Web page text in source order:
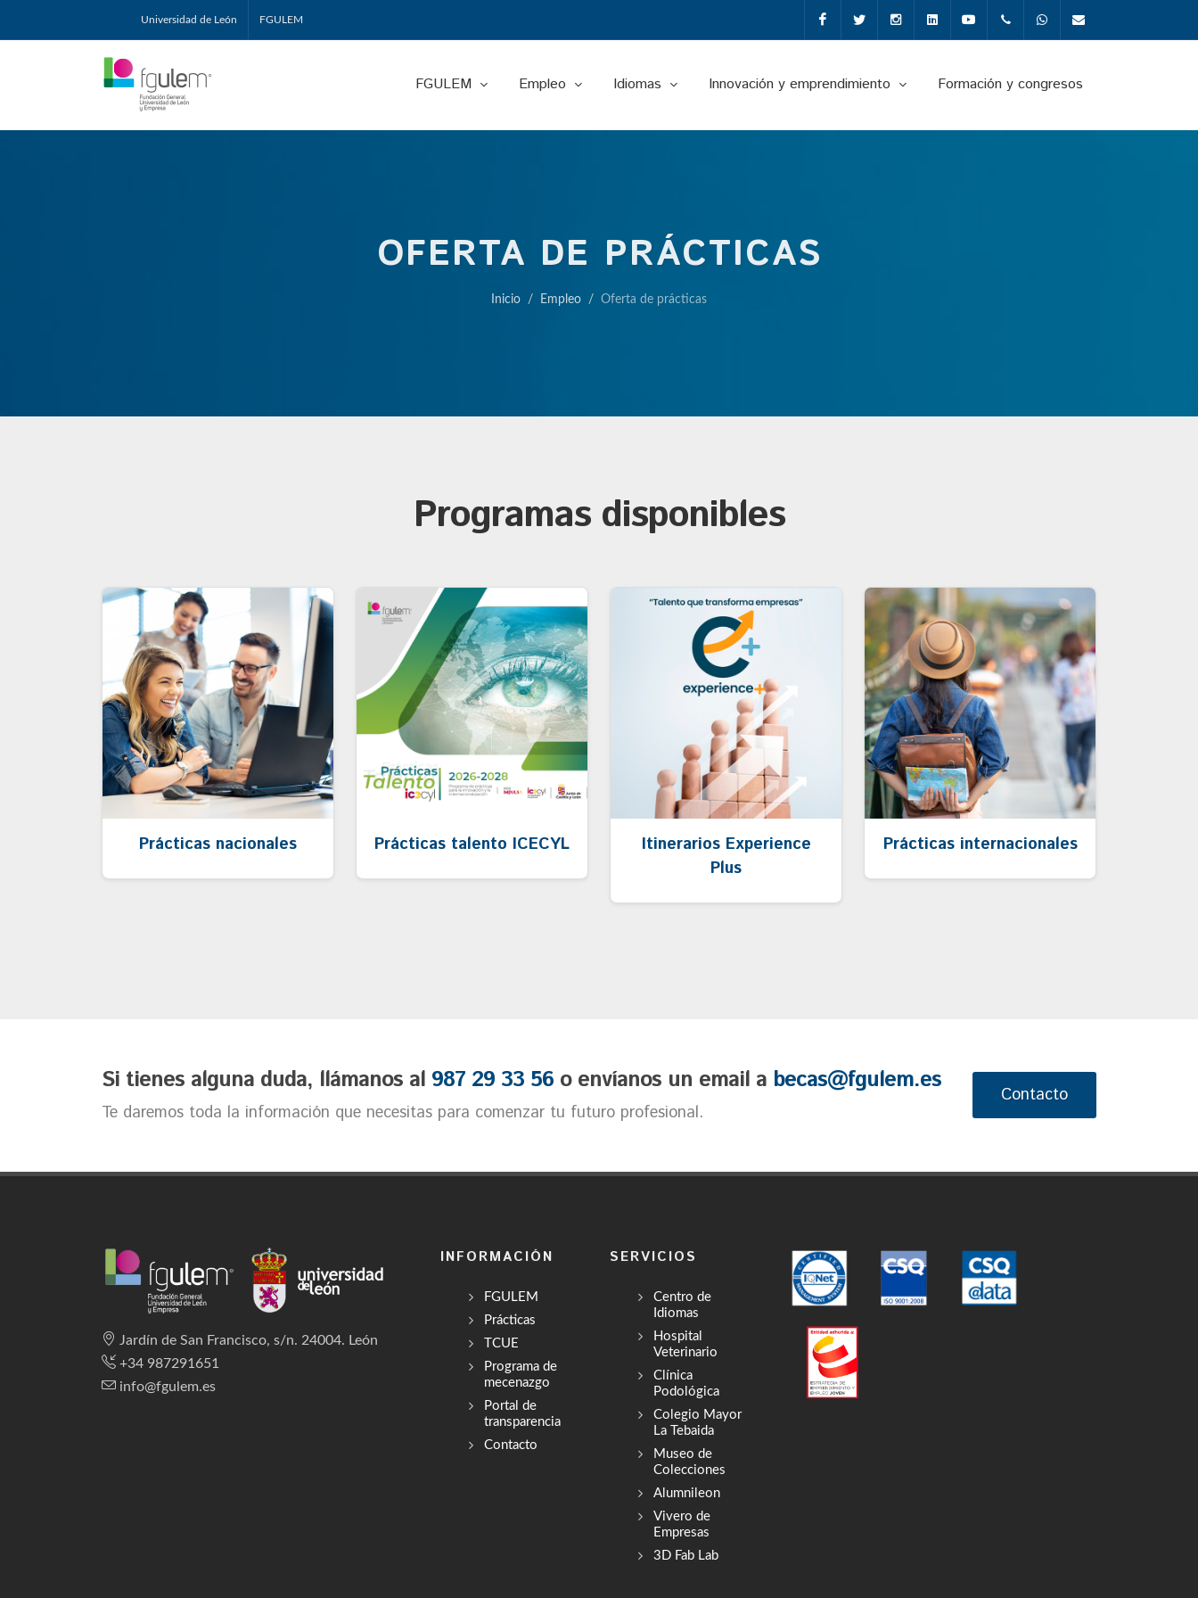
Universidad de León FGULEM FacebookTwitter InstagramLinkedin Youtube +34987291651
Whatsapp
FGULEM Empleo Idiomas Innovación y emprendimiento Formación y congresos
OFERTA DE PRÁCTICAS
Inicio Empleo Oferta de prácticas
Programas disponibles
Prácticas nacionales Prácticas talento ICECYL
Itinerarios Experience
Plus
Prácticas internacionales
Si tienes alguna duda, llámanos al 987 29 33 56 o envíanos un email a becas@fgulem.es
Te daremos toda la información que necesitas para comenzar tu futuro profesional.
Contacto
Jardín de San Francisco, s/n. 24004. León
+34 987291651
info@fgulem.es
INFORMACIÓN
FGULEM
Prácticas
TCUE
Programa de
mecenazgo
Portal de
transparencia
Contacto
SERVICIOS
Centro de
Idiomas
Hospital
Veterinario
Clínica
Podológica
Colegio Mayor
La Tebaida
Museo de
Colecciones
Alumnileon
Vivero de
Empresas
3D Fab Lab